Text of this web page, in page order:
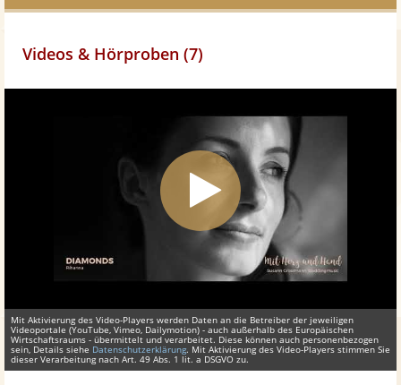
Videos & Hörproben (7)
Mit Aktivierung des Video-Players werden Daten an die Betreiber der jeweiligen
Videoportale (YouTube, Vimeo, Dailymotion) - auch außerhalb des Europäischen
Wirtschaftsraums - übermittelt und verarbeitet. Diese können auch personenbezogen
sein, Details siehe Datenschutzerklärung. Mit Aktivierung des Video-Players stimmen Sie
dieser Verarbeitung nach Art. 49 Abs. 1 lit. a DSGVO zu.